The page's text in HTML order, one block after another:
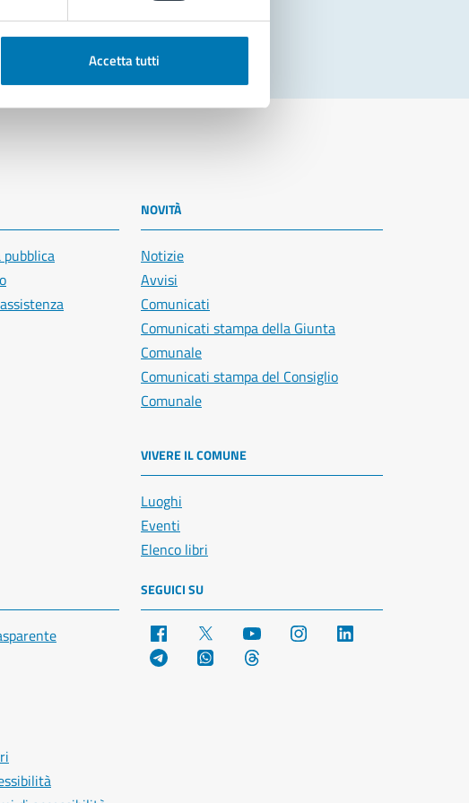
Accetta tutti
pubblica
NOVITÀ
Notizie
Avvisi
Comunicati
Comunicati stampa della Giunta
Comunale
Comunicati stampa del Consiglio
Comunale
VIVERE IL COMUNE
Luoghi
Eventi
Elenco libri
SEGUICI SU
Facebook YouTube Instagram
Telegram WhatsApp